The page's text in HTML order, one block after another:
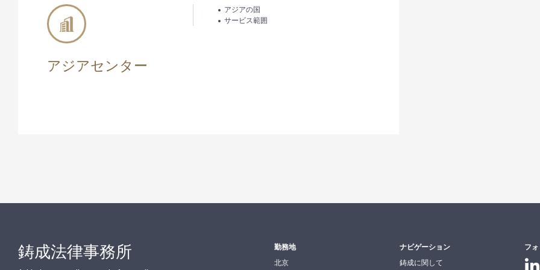
アジアセンター
アジアの国
サービス範囲
鋳成法律事務所
勤務地
北京
ナビゲーション
鋳成に関して
フ